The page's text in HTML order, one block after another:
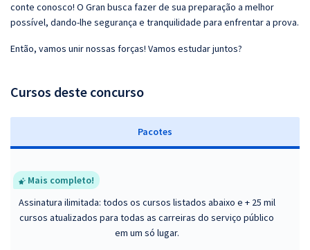
conte conosco! O Gran busca fazer de sua preparação a melhor
possível, dando-lhe segurança e tranquilidade para enfrentar a prova.
Então, vamos unir nossas forças! Vamos estudar juntos?
Cursos deste concurso
Pacotes
Mais completo!
Assinatura ilimitada: todos os cursos listados abaixo e + 25 mil
cursos atualizados para todas as carreiras do serviço público
em um só lugar.